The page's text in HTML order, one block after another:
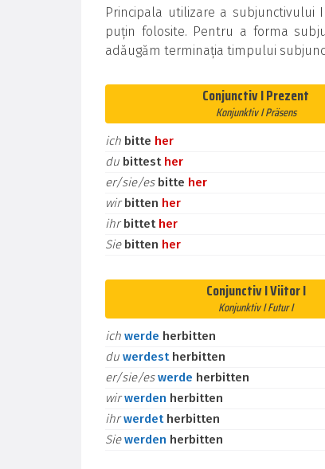
Principala utilizare a
puțin folosite. Pentru a forma
adăugăm terminația timpului
Conjunctiv I Prezent
Konjunktiv I Präsens
ich bitte her
du bittest her
er/sie/es bitte her
wirbitten her
ihrbittet her
Sie bitten her
Conjunctiv I Viitor I
Konjunktiv I Futur I
ich werde herbitten
du werdest herbitten
er/sie/eswerde herbitten
wirwerden herbitten
ihrwerdet herbitten
Siewerden herbitten